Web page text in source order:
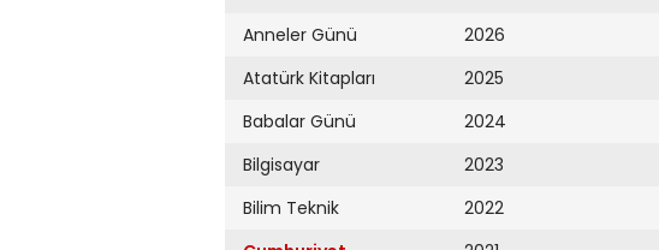
Anneler Günü
Atatürk Kitapları
Babalar Günü
Bilgisayar
Bilim Teknik
2026
2025
2024
2023
2022